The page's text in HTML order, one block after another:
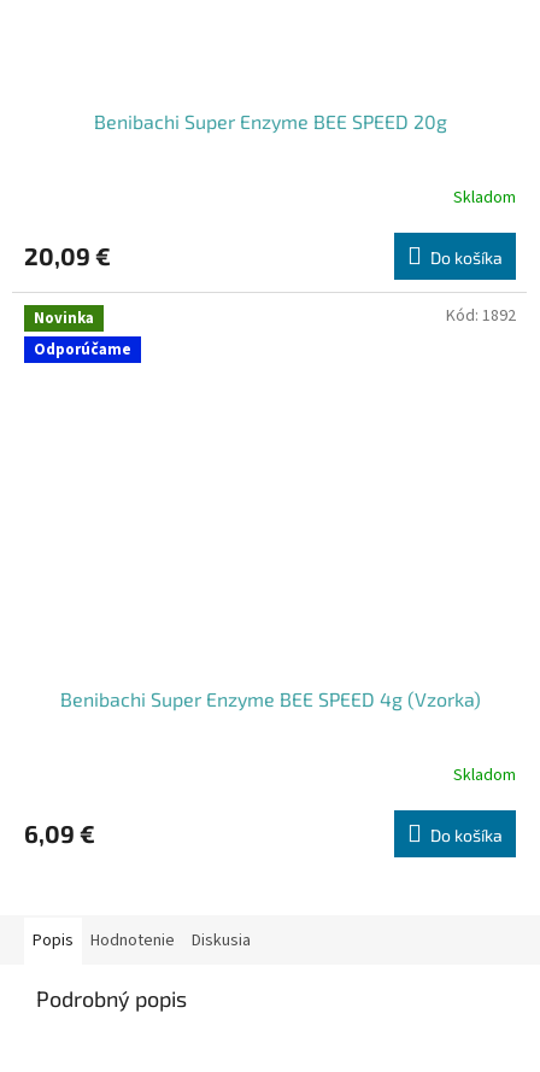
Benibachi Super Enzyme BEE SPEED 20g
Skladom
20,09 € Do košíka
Novinka
Odporúčame
Benibachi Super Enzyme BEE SPEED 4g (Vzorka)
Skladom
6,09 € Do košíka
Kód: 1892
Popis Hodnotenie Diskusia
Podrobný popis